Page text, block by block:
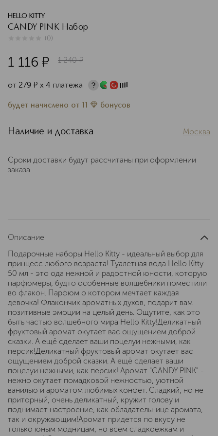
HELLO KITTY
CANDY PINK Набор
(0)
1 116 ¤ 1 240 ¤
от 279 ¤ х 4 платежа
будет начислено от 11 бонусов
Наличие и доставка Москва
Сроки доставки будут рассчитаны при оформлении
заказа
Описание
Подарочные наборы Hello Kitty - идеальный выбор для
принцесс любого возраста! Туалетная вода Hello Kitty
50 мл - это ода нежной и радостной юности, которую
парфюмеры, будто особенные волшебники поместили
во флакон. Парфюм о котором мечтает каждая
девочка! Флакончик ароматных духов, подарит вам
позитивные эмоции на целый день. Ощутите, как это
быть частью волшебного мира Hello Kitty!Деликатный
фруктовый аромат окутает вас ощущением доброй
сказки. А ещё сделает ваши поцелуи нежными, как
персик!Деликатный фруктовый аромат окутает вас
ощущением доброй сказки. А ещё сделает ваши
поцелуи нежными, как персик! Аромат "CANDY PINK" -
нежно окутает помадковой нежностью, уютной
ванилью и ароматом любимых конфет. Сладкий, но не
приторный, очень деликатный, кружит голову и
поднимает настроение, как обладательнице аромата,
так и окружающим!Аромат придется по вкусу не
только юным модницам, но всем сладкоежкам и